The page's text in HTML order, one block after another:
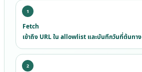
Fetch
เข้าถึง URL ใน allowlist และบันทึกวันที่ต้นทาง